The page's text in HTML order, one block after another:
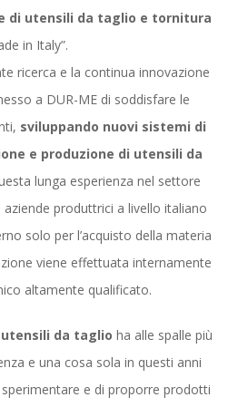
di utensili da taglio e tornitura
in Italy”.
ricerca e la continua innovazione
a DUR-ME di soddisfare le
sviluppando nuovi sistemi di
e produzione di utensili da
lunga esperienza nel settore
aziende produttrici a livello italiano
solo per l’acquisto della materia
viene effettuata internamente
altamente qualificato.
da taglio ha alle spalle più
e una cosa sola in questi anni
e di proporre prodotti